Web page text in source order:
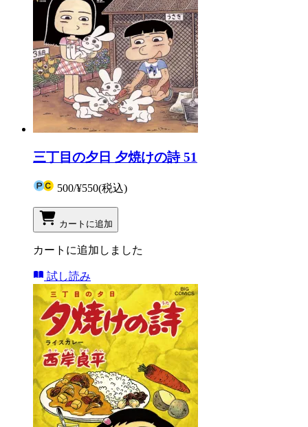
三丁目の夕日 夕焼けの詩 51
500/¥550(税込)
カートに追加
カートに追加しました
試し読み